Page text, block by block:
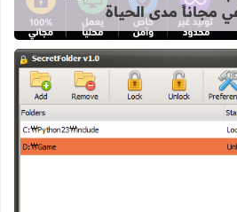
مجاناً مدى الحياة